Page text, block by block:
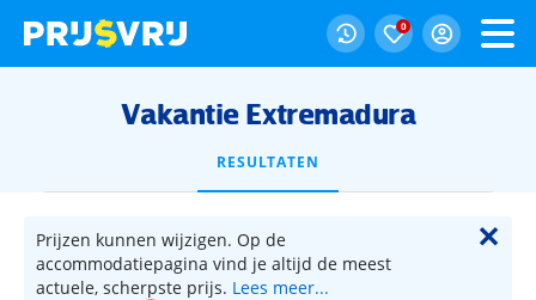
0
Vakantie Extremadura
RESULTATEN
Prijzen kunnen wijzigen. Op de
accommodatiepagina vind je altijd de meest
actuele, scherpste prijs. Lees meer...
✕